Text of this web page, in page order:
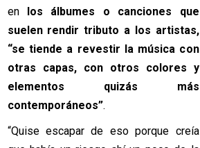
en los álbumes o canciones que
suelen rendir tributo a los artistas,
“se tiende a revestir la música con
otras capas, con otros colores y
elementos quizás más
contemporáneos”.
“Quise escapar de eso porque creía